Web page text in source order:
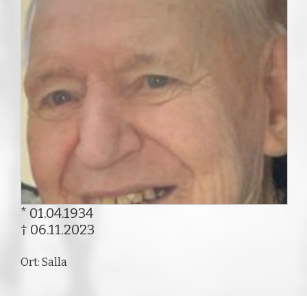
* 01.04.1934
† 06.11.2023
Ort: Salla